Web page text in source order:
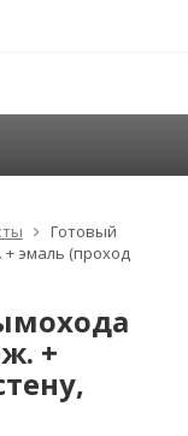
Готовый
эмаль (проход
+